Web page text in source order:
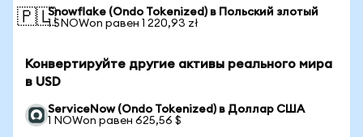
🇵🇱Snowflake (Ondo Tokenized) в Польский злотый
1 SNOWon равен 1 220,93 zł
Конвертируйте другие активы реального мира
в USD
ServiceNow (Ondo Tokenized) в Доллар США
1 NOWon равен 625,56 $